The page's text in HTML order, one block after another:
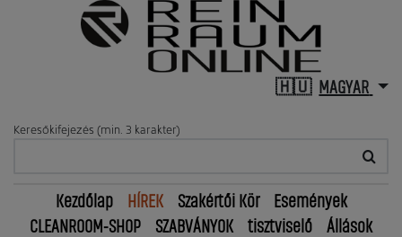
MAGYAR
Keresőkifejezés (min. 3 karakter)
Kezdőlap HÍREK Szakértői Kör
Események
CLEANROOM-SHOP
SZABVÁNYOK tisztviselő
Állások